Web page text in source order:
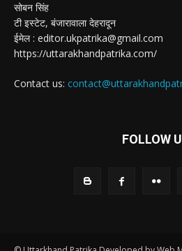
सोबन सिंह
टी इस्टेट, बंजारावाला देहरादून
ईमेल : editor.ukpatrika@gmail.com
https://uttarakhandpatrika.com/
Contact us:
FOLLOW